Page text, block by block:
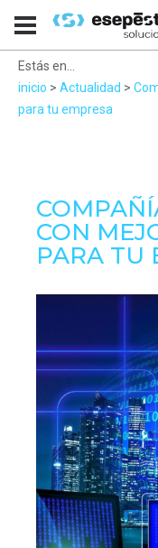
Estás en...
inicio > Actualidad >
para tu empresa
CON
PARA TU